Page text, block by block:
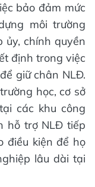
bảo đảm mức
môi trường
ủy, chính quyền
định trong việc
giữ chân NLĐ.
học, cơ sở
các khu công
hỗ trợ NLĐ tiếp
điều kiện để họ
lâu dài tại